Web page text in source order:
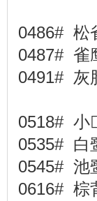
0486# 松
0487# 雀
0491# 灰
0518# 小
0535# 白
0545# 池
0616# 棕